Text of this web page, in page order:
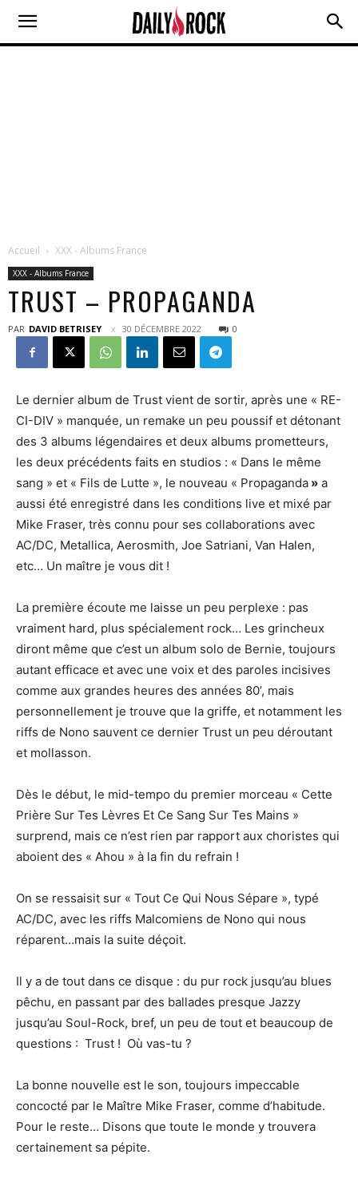
Accueil XXX - Albums France
XXX - Albums France
TRUST – PROPAGANDA
PAR DAVID BETRISEY 30 DÉCEMBRE 2022 0
Le dernier album de Trust vient de sortir, après une « RE-
CI-DIV » manquée, un remake un peu poussif et détonant
des 3 albums légendaires et deux albums prometteurs,
les deux précédents faits en studios : « Dans le même
sang » et « Fils de Lutte », le nouveau « Propaganda » a
aussi été enregistré dans les conditions live et mixé par
Mike Fraser, très connu pour ses collaborations avec
AC/DC, Metallica, Aerosmith, Joe Satriani, Van Halen,
etc… Un maître je vous dit !
La première écoute me laisse un peu perplexe : pas
vraiment hard, plus spécialement rock… Les grincheux
diront même que c’est un album solo de Bernie, toujours
autant efficace et avec une voix et des paroles incisives
comme aux grandes heures des années 80’, mais
personnellement je trouve que la griffe, et notamment les
riffs de Nono sauvent ce dernier Trust un peu déroutant
et mollasson.
Dès le début, le mid-tempo du premier morceau « Cette
Prière Sur Tes Lèvres Et Ce Sang Sur Tes Mains »
surprend, mais ce n’est rien par rapport aux choristes qui
aboient des « Ahou » à la fin du refrain !
On se ressaisit sur « Tout Ce Qui Nous Sépare », typé
AC/DC, avec les riffs Malcomiens de Nono qui nous
réparent…mais la suite déçoit.
Il y a de tout dans ce disque : du pur rock jusqu’au blues
pêchu, en passant par des ballades presque Jazzy
jusqu’au Soul-Rock, bref, un peu de tout et beaucoup de
questions : Trust ! Où vas-tu ?
La bonne nouvelle est le son, toujours impeccable
concocté par le Maître Mike Fraser, comme d’habitude.
Pour le reste… Disons que toute le monde y trouvera
certainement sa pépite.